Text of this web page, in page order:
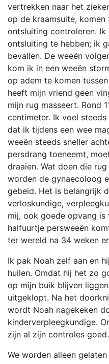
vertrekken naar het
op de kraamsuite, komen
ontsluiting controleren.
ontsluiting te hebben; ik
bevallen. De weeën
kom ik in een weeën
op adem te komen
heeft mijn vriend geen
mijn rug masseert. Rond
centimeter. Ik voel
dat ik tijdens een wee
weeën steeds sneller
persdrang toeneemt,
draaien. Wat doen die
worden de gynaecoloog
gebeld. Het is belangrijk
verloskundige,
mij, ook goede opvang is
halfuurtje persweeën
ter wereld na 34 weken
Ik pak Noah zelf aan en
huilen. Omdat hij het zo
op mijn buik blijven
uitgeklopt. Na het
wordt Noah nagekeken
kinderverpleegkundige.
zijn al zijn controles goed.
We worden alleen